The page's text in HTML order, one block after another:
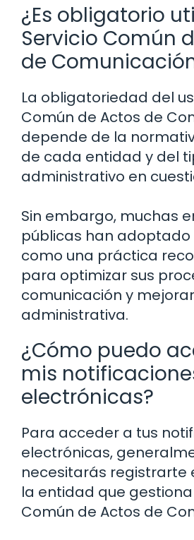
¿Es obligatorio
Servicio Común
de
La obligatoriedad del
Común de Actos de
depende de la
de cada entidad y del
administrativo en
Sin embargo, muchas
públicas han adoptado
como una práctica
para optimizar sus
comunicación y
administrativa.
¿Cómo puedo
mis
electrónicas?
Para acceder a tus
electrónicas,
necesitarás registrarte
la entidad que gestiona
Común de Actos de